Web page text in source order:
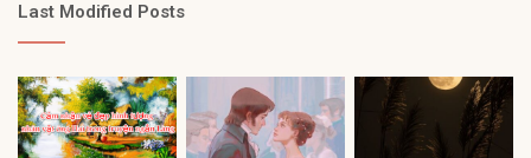
Last Modified Posts